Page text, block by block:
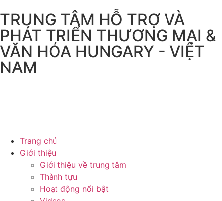
TRUNG TÂM HỖ TRỢ VÀ
PHÁT TRIỂN THƯƠNG MẠI &
VĂN HÓA HUNGARY - VIỆT
NAM
Trang chủ
Giới thiệu
Giới thiệu về trung tâm
Thành tựu
Hoạt động nổi bật